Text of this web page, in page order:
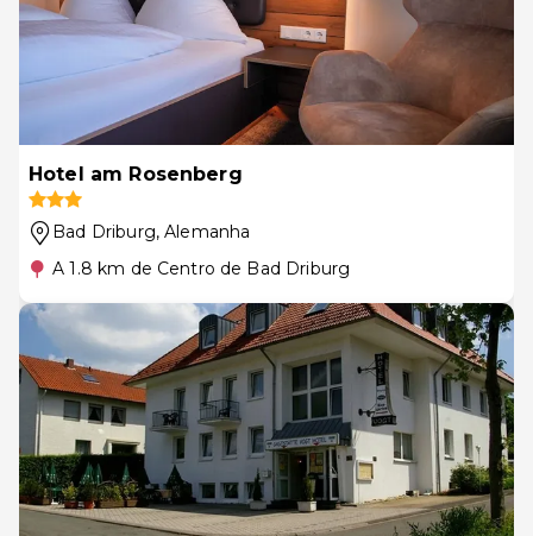
Hotel am Rosenberg
Bad Driburg, Alemanha
A 1.8 km de Centro de Bad Driburg